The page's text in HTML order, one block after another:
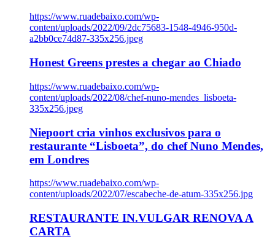
https://www.ruadebaixo.com/wp-
content/uploads/2022/09/2dc75683-1548-4946-950d-
a2bb0ce74d87-335x256.jpeg
Honest Greens prestes a chegar ao Chiado
https://www.ruadebaixo.com/wp-
content/uploads/2022/08/chef-nuno-mendes_lisboeta-
335x256.jpeg
Niepoort cria vinhos exclusivos para o
restaurante “Lisboeta”, do chef Nuno Mendes,
em Londres
https://www.ruadebaixo.com/wp-
content/uploads/2022/07/escabeche-de-atum-335x256.jpg
RESTAURANTE IN.VULGAR RENOVA A
CARTA